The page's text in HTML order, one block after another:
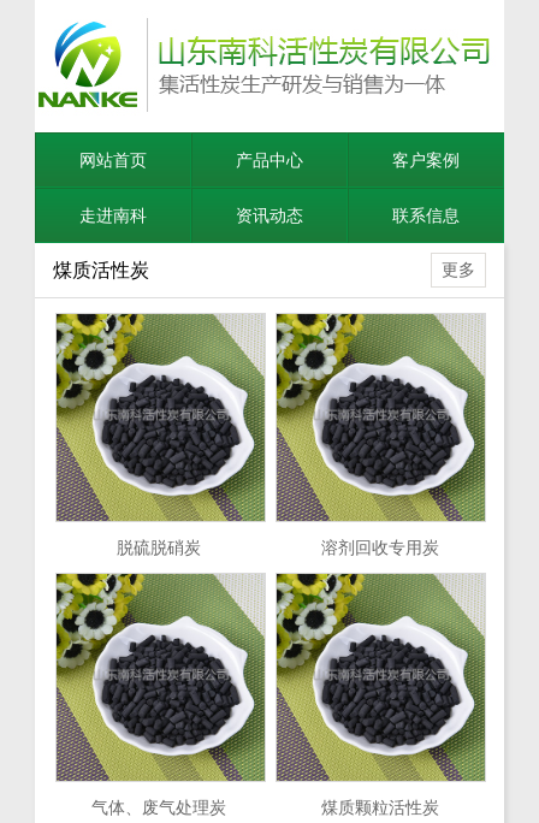
网站首页 产品中心 客户案例
走进南科 资讯动态 联系信息
更多
煤质活性炭
脱硫脱硝炭 溶剂回收专用炭
气体、废气处理炭 煤质颗粒活性炭